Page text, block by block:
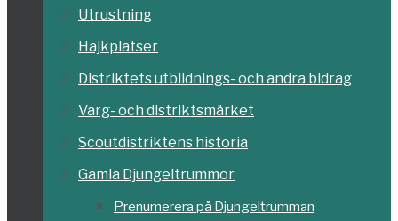
Utrustning
Hajkplatser
Distriktets utbildnings- och andra bidrag
Varg- och distriktsmärket
Scoutdistriktens historia
Gamla Djungeltrummor
Prenumerera på Djungeltrumman